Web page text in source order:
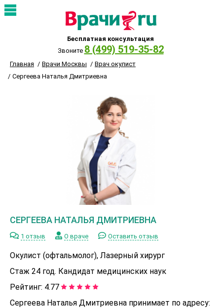
Бесплатная консультация
Звоните 8 (499) 519-35-82
Главная Врачи Москвы
Врач окулист
Сергеева Наталья Дмитриевна
СЕРГЕЕВА НАТАЛЬЯ ДМИТРИЕВНА
1 отзыв О враче Оставить отзыв
Окулист (офтальмолог), Лазерный хирург
Стаж 24 год. Кандидат медицинских наук
Рейтинг: 4.77
Сергеева Наталья Дмитриевна принимает по адресу: